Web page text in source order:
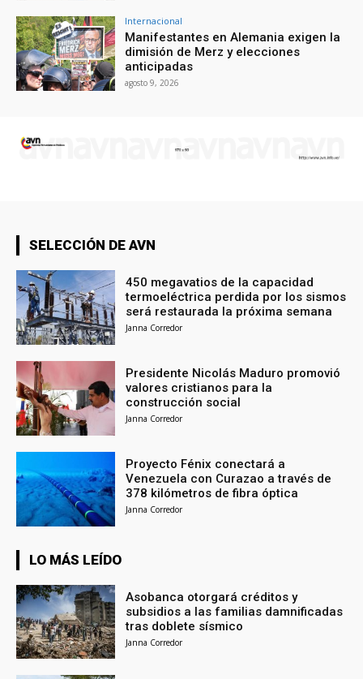
Internacional
Manifestantes en Alemania exigen la
dimisión de Merz y elecciones
anticipadas
agosto 9, 2026
SELECCIÓN DE AVN
450 megavatios de la capacidad
termoeléctrica perdida por los sismos
será restaurada la próxima semana
Janna Corredor
Presidente Nicolás Maduro promovió
valores cristianos para la
construcción social
Janna Corredor
Proyecto Fénix conectará a
Venezuela con Curazao a través de
378 kilómetros de fibra óptica
Janna Corredor
LO MÁS LEÍDO
Asobanca otorgará créditos y
subsidios a las familias damnificadas
tras doblete sísmico
Janna Corredor